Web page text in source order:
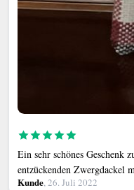
Ein sehr schönes Geschenk
entzückenden Zwergdackel
Kunde, 26. Juli 2022